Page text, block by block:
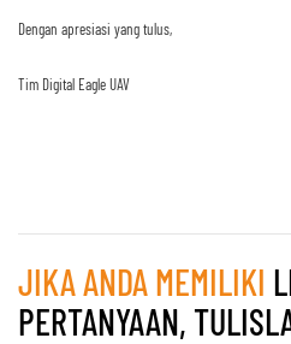
Dengan apresiasi yang tulus,
Tim Digital Eagle UAV
JIKA ANDA MEMILIKI
PERTANYAAN,